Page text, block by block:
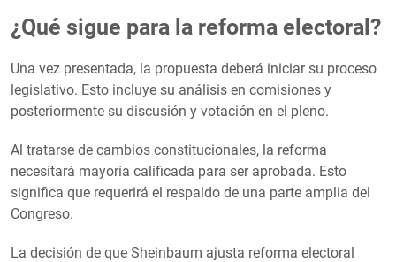
¿Qué sigue para la reforma electoral?
Una vez presentada, la propuesta deberá iniciar su proceso
legislativo. Esto incluye su análisis en comisiones y
posteriormente su discusión y votación en el pleno.
Al tratarse de cambios constitucionales, la reforma
necesitará mayoría calificada para ser aprobada. Esto
significa que requerirá el respaldo de una parte amplia del
Congreso.
La decisión de que Sheinbaum ajusta reforma electoral